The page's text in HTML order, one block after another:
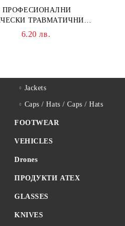
ПРОФЕСИОНАЛНИ
ТРАВМАТИЧНИ
НОЖИЦА
6.20 лв.
Jackets
Caps / Hats / Caps / Hats
FOOTWEAR
VEHICLES
Drones
ПРОДУКТИ ATEX
GLASSES
KNIVES